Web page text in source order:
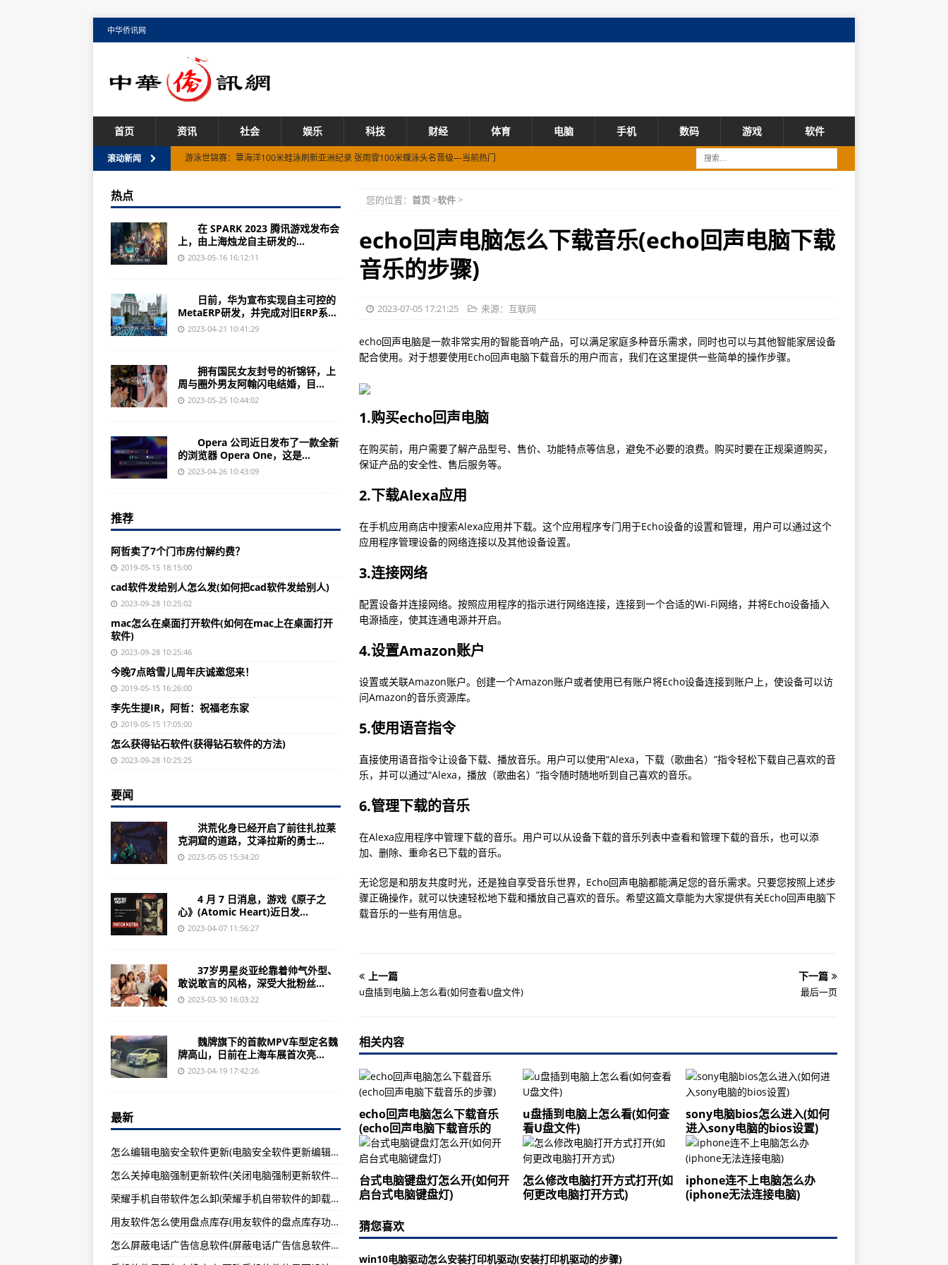
中华侨讯网
首页 资讯 社会 娱乐 科技 财经 体育 电脑 手机 数码 游戏 软件
滚动新闻
游泳世锦赛：覃海洋100米蛙泳刷新亚洲纪录 张雨霏100米蝶泳头名晋级—当前热门
再入三强！中国参赛队在“哥德堡杯”世界青少年足球锦标赛斩获季军—实时
陕西中环装备（300140）上市公司每股多少钱 流通股为4.23亿
（2023年07月21日）为了“卖相”好，先给鱼染色“美颜”？查处！-天天动态:
中国霹雳舞文化推广系列活动在江苏如皋启动—【环球新要闻】
2023环拉萨城自行车大赛暨“美丽拉萨·骑行看”堆龙德庆绕圈赛正式开赛—今日讯!
王治郅助阵广西“村BA”—【环球热闻】
诺基亚N70音乐版（基本功能/基本参数/多媒体娱乐）
江苏和顺电气（300141）上市公司每股多少钱 流通股为1.97亿
（2023年07月21日）呼和浩特市市场监督管理局强化食品抽检 护航食品安全-当前热讯:
新疆岳普湖举行“儿子娃娃”民族式摔跤（且力西）邀请赛—环球新消息丨
世界杯首战吞最差结果，但中国女足没理由泄气—今日快讯
云南沃森生物（300142）上市公司涉及概念有哪些 流通股为15.60亿
（2023年07月21日）宣城市市场监管局强化校园食品安全会商工作-全球新消息丨
成都大运会运动员村开村中国代表团欢迎仪式举行—世界今头条!
国安队主场完胜青岛—全球观焦点
诺基亚QD银（参数配置/产品简介）
山东盈康生命（300143）上市公司流通股是多少 流通股为5.46亿
（女足世界杯）中国女足痛失好局 水庆霞感谢球员付出—天天观天下!
游泳世锦赛：错失男子单人10米台金牌 中国跳水队以12金结束世锦赛之旅—世界观焦点
浙江宋城演艺（300144）上市公司流通股是多少 流通股为22.88亿
（2023年07月21日）常州市市场监督管理局启动2023年食品安全抽检承检机构现场考核工作-全球时讯:
中国花样游泳在新起跑线上重新出发—天天热资讯!
（女足世界杯）最后时刻失守 中国女足0:1憾负丹麦队—环球观焦点
（女足世界杯）综合消息：中国队憾负丹麦 美日英均胜“新军”—世界今热点
诺基亚7310Supernova（拍照功能/参数功能/基本功能）
浙江中金环境（300145）上市公司每股净资产 流通股为18.94亿
（2023年07月21日）包头市召开创建国家食品安全示范城市推进工作会议-世界观天下!
游泳世锦赛：程文涛/石浩玙花游混双夺冠 中国跳水队收获12金—【世界播资讯】
中国女足憾负丹麦女足—全球今头条!
广东汤臣倍健（300146）上市公司每股净资产 流通股为11.29亿
中国女足0比1惜败丹麦—全球热讯
常昊当选中国围棋协会主席，聂卫平任名誉主席—世界快消息!
2023福冈游泳世锦赛：中国跳水队12金收官—【播资讯】
广东香雪制药（300147）上市公司每股净资产 流通股为6.56亿
（2023年07月21日）执法与服务共发力 推动聊城市食品相关产品产业健康发展-全球最新:
杭州亚运会运动员报名结束 超12500名创历届之最—世界视讯!
湖南天舟文化（300148）上市公司每股净资产 流通股为7.75亿
（2023年07月21日）聊城市开展食品安全“你点我检”第二期专项抽检工作-【环球报资讯】
诺基亚610联通版（基本参数/简介/产品特性）
您的位置： 首页>软件>
echo回声电脑怎么下载音乐(echo回声电脑下载
音乐的步骤)
2023-07-05 17:21:25 来源：互联网
echo回声电脑是一款非常实用的智能音响产品，可以满足家庭多种音乐需求，同时也可以与其他智能家居设备
配合使用。对于想要使用Echo回声电脑下载音乐的用户而言，我们在这里提供一些简单的操作步骤。
1.购买echo回声电脑
在购买前，用户需要了解产品型号、售价、功能特点等信息，避免不必要的浪费。购买时要在正规渠道购买，
保证产品的安全性、售后服务等。
2.下载Alexa应用
在手机应用商店中搜索Alexa应用并下载。这个应用程序专门用于Echo设备的设置和管理，用户可以通过这个
应用程序管理设备的网络连接以及其他设备设置。
3.连接网络
配置设备并连接网络。按照应用程序的指示进行网络连接，连接到一个合适的Wi-Fi网络，并将Echo设备插入
电源插座，使其连通电源并开启。
4.设置Amazon账户
设置或关联Amazon账户。创建一个Amazon账户或者使用已有账户将Echo设备连接到账户上，使设备可以访
问Amazon的音乐资源库。
5.使用语音指令
直接使用语音指令让设备下载、播放音乐。用户可以使用“Alexa，下载（歌曲名）”指令轻松下载自己喜欢的音
乐，并可以通过“Alexa，播放（歌曲名）”指令随时随地听到自己喜欢的音乐。
6.管理下载的音乐
在Alexa应用程序中管理下载的音乐。用户可以从设备下载的音乐列表中查看和管理下载的音乐，也可以添
加、删除、重命名已下载的音乐。
无论您是和朋友共度时光，还是独自享受音乐世界，Echo回声电脑都能满足您的音乐需求。只要您按照上述步
骤正确操作，就可以快速轻松地下载和播放自己喜欢的音乐。希望这篇文章能为大家提供有关Echo回声电脑下
载音乐的一些有用信息。
上一篇
u盘插到电脑上怎么看(如何查看U盘文件)
下一篇
最后一页
相关内容
echo回声电脑怎么下载音乐
(echo回声电脑下载音乐的
u盘插到电脑上怎么看(如何查
看U盘文件)
sony电脑bios怎么进入(如何
进入sony电脑的bios设置)
台式电脑键盘灯怎么开(如何开
启台式电脑键盘灯)
怎么修改电脑打开方式打开(如
何更改电脑打开方式)
iphone连不上电脑怎么办
(iphone无法连接电脑)
猜您喜欢
win10电脑驱动怎么安装打印机驱动(安装打印机驱动的步骤)
热点
在 SPARK 2023 腾讯游戏发布会
上，由上海烛龙自主研发的...
2023-05-16 16:12:11
日前，华为宣布实现自主可控的
MetaERP研发，并完成对旧ERP系...
2023-04-21 10:41:29
拥有国民女友封号的祈锦钚，上
周与圈外男友阿翰闪电结婚，目...
2023-05-25 10:44:02
Opera 公司近日发布了一款全新
的浏览器 Opera One，这是...
2023-04-26 10:43:09
推荐
阿哲卖了7个门市房付解约费？
2019-05-15 18:15:00
cad软件发给别人怎么发(如何把cad软件发给别人)
2023-09-28 10:25:02
mac怎么在桌面打开软件(如何在mac上在桌面打开
软件)
2023-09-28 10:25:46
今晚7点晗雪儿周年庆诚邀您来！
2019-05-15 16:26:00
李先生提IR，阿哲：祝福老东家
2019-05-15 17:05:00
怎么获得钻石软件(获得钻石软件的方法)
2023-09-28 10:25:25
要闻
洪荒化身已经开启了前往扎拉莱
克洞窟的道路，艾泽拉斯的勇士...
2023-05-05 15:34:20
4 月 7 日消息，游戏《原子之
心》(Atomic Heart)近日发...
2023-04-07 11:56:27
37岁男星炎亚纶靠着帅气外型、
敢说敢言的风格，深受大批粉丝...
2023-03-30 16:03:22
魏牌旗下的首款MPV车型定名魏
牌高山，日前在上海车展首次亮...
2023-04-19 17:42:26
最新
怎么编辑电脑安全软件更新(电脑安全软件更新编辑步骤)
怎么关掉电脑强制更新软件(关闭电脑强制更新软件的方法)
荣耀手机自带软件怎么卸(荣耀手机自带软件的卸载方法)
用友软件怎么使用盘点库存(用友软件的盘点库存功能简单易用)
怎么屏蔽电话广告信息软件(屏蔽电话广告信息软件的方法)